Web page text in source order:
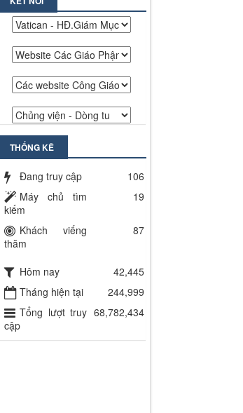
THỐNG KÊ
Đang truy cập
106
Máy chủ tìm
kiếm
19
Khách viếng
thăm
87
Hôm nay
42,445
Tháng hiện tại
244,999
Tổng lượt truy
cập
68,782,434